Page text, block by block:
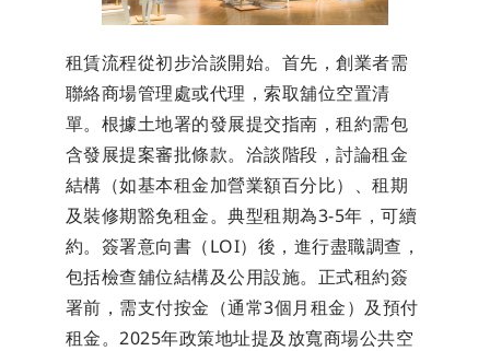
租賃流程從初步洽談開始。首先，創業者需
聯絡商場管理處或代理，索取舖位空置清
單。根據土地署的發展提交指南，租約需包
含發展提案審批條款。洽談階段，討論租金
結構（如基本租金加營業額百分比）、租期
及裝修期豁免租金。典型租期為3-5年，可續
約。簽署意向書（LOI）後，進行盡職調查，
包括檢查舖位結構及公用設施。正式租約簽
署前，需支付按金（通常3個月租金）及預付
租金。2025年政策地址提及放寬商場公共空